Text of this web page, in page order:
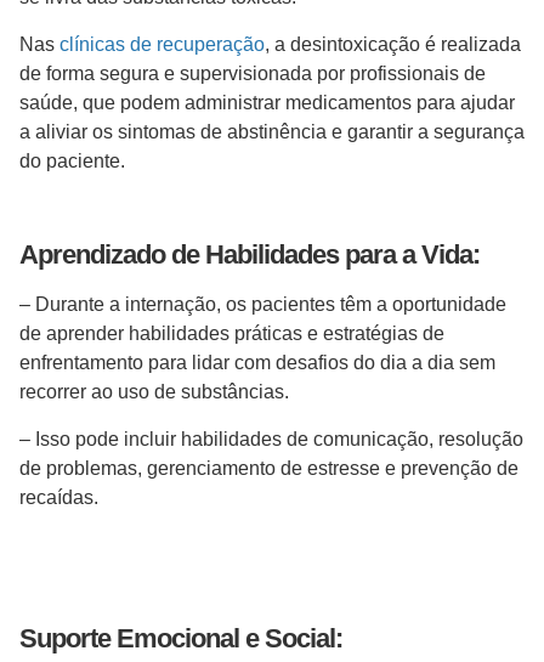
Nas clínicas de recuperação, a desintoxicação é realizada
de forma segura e supervisionada por profissionais de
saúde, que podem administrar medicamentos para ajudar
a aliviar os sintomas de abstinência e garantir a segurança
do paciente.
Aprendizado de Habilidades para a Vida:
– Durante a internação, os pacientes têm a oportunidade
de aprender habilidades práticas e estratégias de
enfrentamento para lidar com desafios do dia a dia sem
recorrer ao uso de substâncias.
– Isso pode incluir habilidades de comunicação, resolução
de problemas, gerenciamento de estresse e prevenção de
recaídas.
Suporte Emocional e Social: